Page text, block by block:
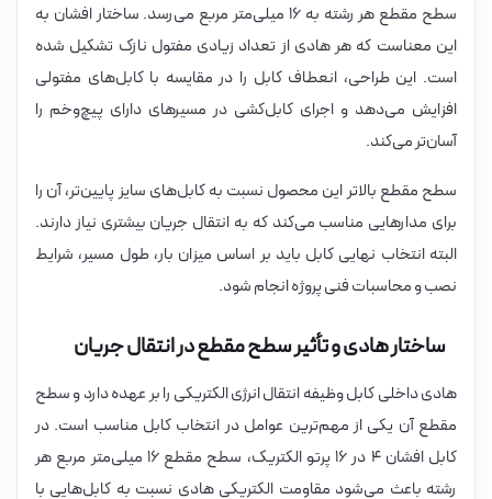
سطح مقطع هر رشته به ۱۶ میلی‌متر مربع می‌رسد. ساختار افشان به
این معناست که هر هادی از تعداد زیادی مفتول نازک تشکیل شده
است. این طراحی، انعطاف کابل را در مقایسه با کابل‌های مفتولی
افزایش می‌دهد و اجرای کابل‌کشی در مسیرهای دارای پیچ‌وخم را
آسان‌تر می‌کند.
سطح مقطع بالاتر این محصول نسبت به کابل‌های سایز پایین‌تر، آن را
برای مدارهایی مناسب می‌کند که به انتقال جریان بیشتری نیاز دارند.
البته انتخاب نهایی کابل باید بر اساس میزان بار، طول مسیر، شرایط
نصب و محاسبات فنی پروژه انجام شود.
ساختار هادی و تأثیر سطح مقطع در انتقال جریان
هادی داخلی کابل وظیفه انتقال انرژی الکتریکی را بر عهده دارد و سطح
مقطع آن یکی از مهم‌ترین عوامل در انتخاب کابل مناسب است. در
کابل افشان ۴ در ۱۶ پرتو الکتریک، سطح مقطع ۱۶ میلی‌متر مربع هر
رشته باعث می‌شود مقاومت الکتریکی هادی نسبت به کابل‌هایی با